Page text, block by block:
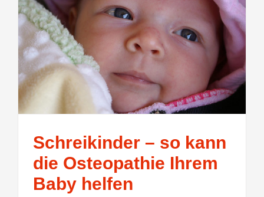
Schreikinder – so kann
die Osteopathie Ihrem
Baby helfen